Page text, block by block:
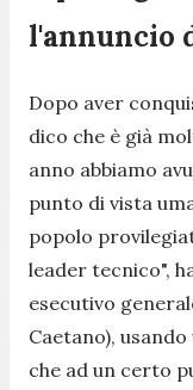
l'annuncio
Dopo aver
dico che è già
anno abbiamo
punto di vista
popolo
leader tecnico",
esecutivo
Caetano),
che ad un certo